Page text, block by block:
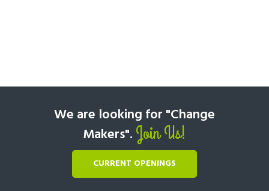
We are looking for "Change
Makers". Join Us!
CURRENT OPENINGS